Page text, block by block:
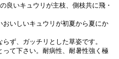
良いキュウリが主枝、側枝共に飛・
いしいキュウリが初夏から夏にか
ず、ガッチリとした草姿です。
て下さい。耐病性、耐暑性強く極